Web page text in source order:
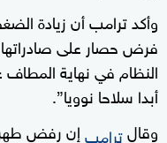
وأكد ترامب أن زيادة
فرض حصار على
النظام في نهاية
أبدا سلاحا نوويا”.
وقالترامبإن رفض